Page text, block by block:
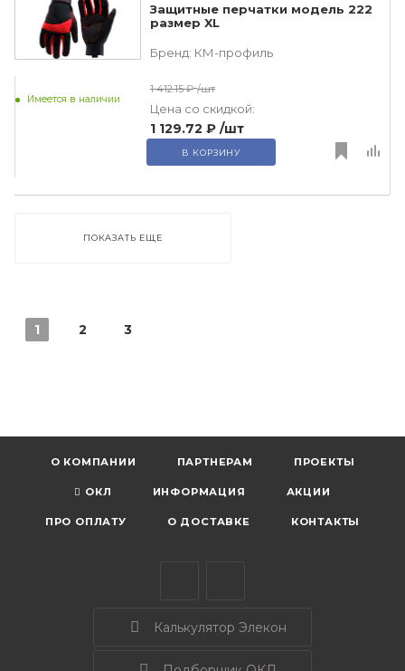
Защитные перчатки модель 222
размер XL
Бренд: КМ-профиль
Имеется в наличии
1 412.15 ₽ /шт
Цена со скидкой:
1 129.72 ₽ /шт
В КОРЗИНУ
ПОКАЗАТЬ ЕЩЕ
1 2 3
О КОМПАНИИ ПАРТНЕРАМ ПРОЕКТЫ
ОКЛ ИНФОРМАЦИЯ АКЦИИ
ПРО ОПЛАТУ О ДОСТАВКЕ КОНТАКТЫ
Калькулятор Элекон